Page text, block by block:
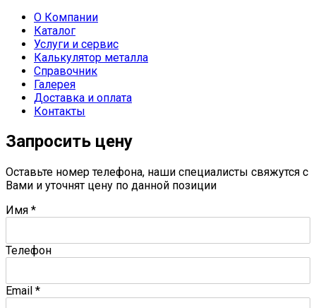
О Компании
Каталог
Услуги и сервис
Калькулятор металла
Справочник
Галерея
Доставка и оплата
Контакты
Запросить цену
Оставьте номер телефона, наши специалисты свяжутся с
Вами и уточнят цену по данной позиции
Имя *
Телефон
Email *